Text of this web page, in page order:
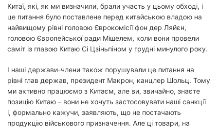
Китаї, які, як ми визначили, брали участь у цьому обході, і
це питання було поставлене перед китайською владою на
найвищому рівні головою Єврокомісії фон дер Ляйєн,
головою Європейської ради Мішелем, коли вони провели
саміт із главою Китаю Сі Цзіньпіном у грудні минулого року.
І наші держави-члени також порушували це питання на
рівні глав держав, президент Макрон, канцлер Шольц. Тому
ми активно працюємо з Китаєм, але ви, звичайно, знаєте
позицію Китаю – вони не хочуть застосовувати наші санкції
і, формально кажучи, заявляють, що не постачають
продукцію військового призначення. Але ці товари, на